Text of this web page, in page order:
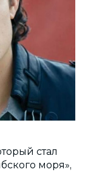
стал
моря»,